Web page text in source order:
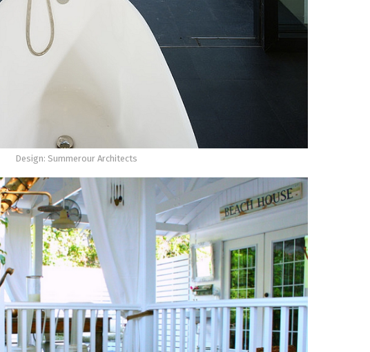
Design: Summerour Architects